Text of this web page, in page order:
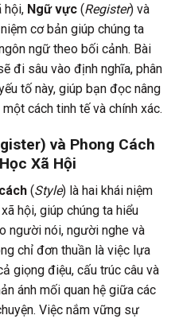
hội, Ngữ vực (Register) và
cơ bản giúp chúng ta
ngữ theo bối cảnh. Bài
đi sâu vào định nghĩa, phân
tố này, giúp bạn đọc nâng
cách tinh tế và chính xác.
và Phong Cách
Xã Hội
(Style) là hai khái niệm
hội, giúp chúng ta hiểu
người nói, người nghe và
chỉ đơn thuần là việc lựa
giọng điệu, cấu trúc câu và
ánh mối quan hệ giữa các
Việc nắm vững sự